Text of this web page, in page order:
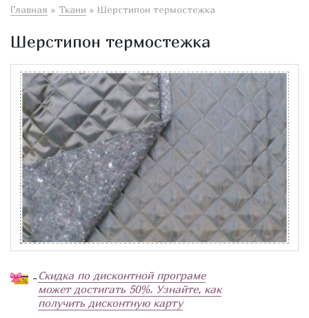
Главная » Ткани » Шерстипон термостежка
Шерстипон термостежка
- Скидка по дисконтной програме
может достигать 50%. Узнайте, как
получить дисконтную карту